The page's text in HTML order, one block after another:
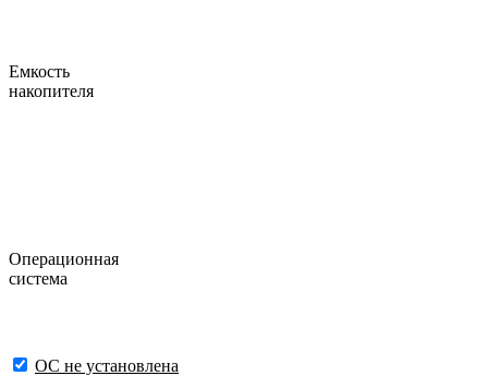
Емкость
накопителя
Операционная
система
ОС не установлена